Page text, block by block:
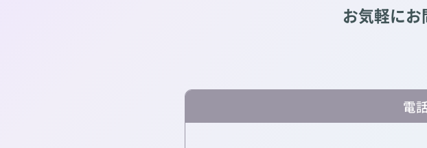
お気軽にお
電